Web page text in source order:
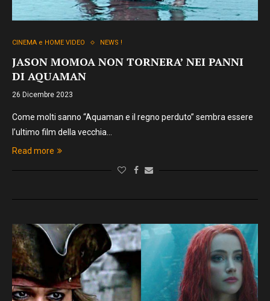
CINEMA e HOME VIDEO NEWS !
JASON MOMOA NON TORNERA’ NEI PANNI
DI AQUAMAN
26 Dicembre 2023
Come molti sanno “Aquaman e il regno perduto” sembra essere
l’ultimo film della vecchia…
Read more